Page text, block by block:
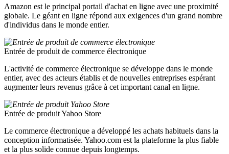
Amazon est le principal portail d'achat en ligne avec une proximité
globale. Le géant en ligne répond aux exigences d'un grand nombre
d'individus dans le monde entier.
Entrée de produit de commerce électronique
L'activité de commerce électronique se développe dans le monde
entier, avec des acteurs établis et de nouvelles entreprises espérant
augmenter leurs revenus grâce à cet important canal en ligne.
Entrée de produit Yahoo Store
Le commerce électronique a développé les achats habituels dans la
conception informatisée. Yahoo.com est la plateforme la plus fiable
et la plus solide connue depuis longtemps.